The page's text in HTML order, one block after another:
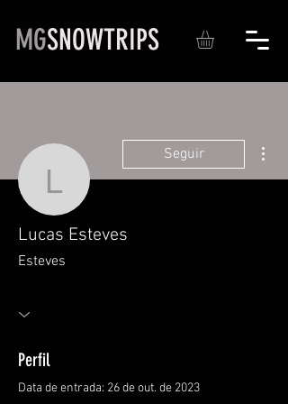
MGSNOWTRIPS
Lucas Esteves
Seguir
Lucas Esteves
Esteves
Perfil
Data de entrada: 26 de out. de 2023